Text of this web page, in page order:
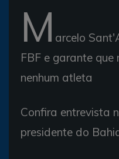
M arcelo
FBF e garante
nenhum atleta
Confira entrevista
presidente do